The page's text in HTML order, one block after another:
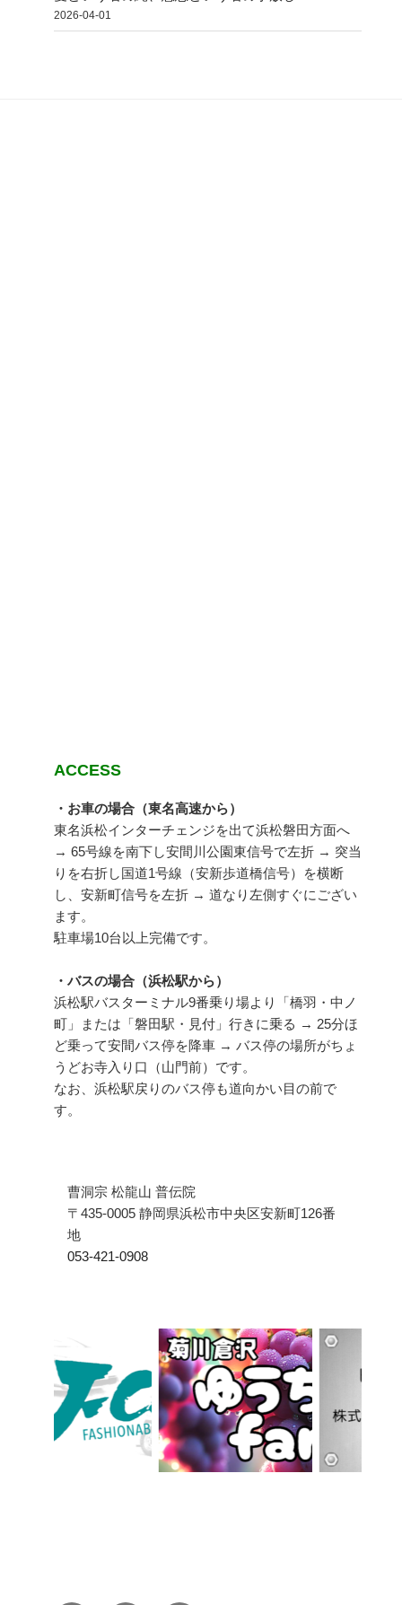
2026-04-01
ACCESS
・お車の場合（東名高速から）
東名浜松インターチェンジを出て浜松磐田方面へ
→ 65号線を南下し安間川公園東信号で左折 → 突当
りを右折し国道1号線（安新歩道橋信号）を横断
し、安新町信号を左折 → 道なり左側すぐにござい
ます。
駐車場10台以上完備です。
・バスの場合（浜松駅から）
浜松駅バスターミナル9番乗り場より「橋羽・中ノ
町」または「磐田駅・見付」行きに乗る → 25分ほ
ど乗って安間バス停を降車 → バス停の場所がちょ
うどお寺入り口（山門前）です。
なお、浜松駅戻りのバス停も道向かい目の前で
す。
曹洞宗 松龍山 普伝院
〒435-0005 静岡県浜松市中央区安新町126番
地
053-421-0908